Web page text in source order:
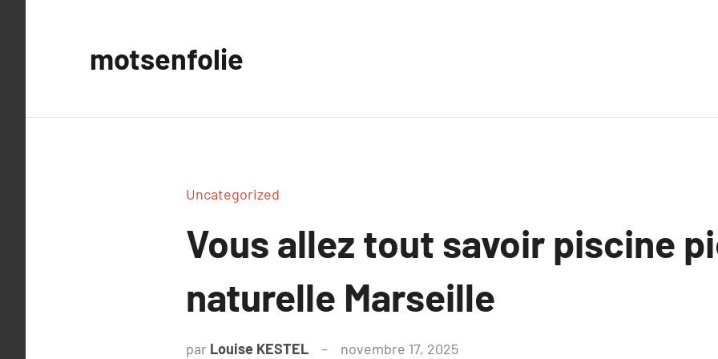
motsenfolie
Uncategorized
Vous allez tout savoir piscine
naturelle Marseille
par Louise KESTEL novembre 17, 2025